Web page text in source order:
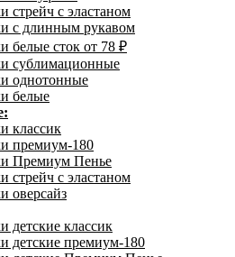
стрейч с эластаном
с длинным рукавом
белые сток от 78 ₽
сублимационные
однотонные
белые
классик
премиум-180
Премиум Пенье
стрейч с эластаном
оверсайз
детские классик
детские премиум-180